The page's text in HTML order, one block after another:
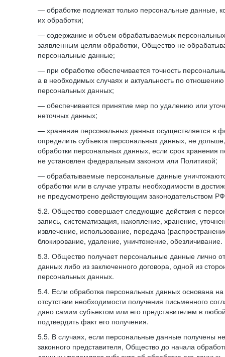
— обработке подлежат только персональные данные,
их обработки;
— содержание и объем обрабатываемых персональных
заявленным целям обработки, Общество не
персональные данные;
— при обработке обеспечивается точность
а в необходимых случаях и актуальность по
персональных данных;
— обеспечивается принятие мер по удалению или
неточных данных;
— хранение персональных данных осуществляется в
определить субъекта персональных данных, не
обработки персональных данных, если срок хранения
не установлен федеральным законом или Политикой;
— обрабатываемые персональные данные
обработки или в случае утраты необходимости в
не предусмотрено действующим законодательством
5.2. Общество совершает следующие действия с
запись, систематизация, накопление, хранение,
извлечение, использование, передача
блокирование, удаление, уничтожение, обезличивание.
5.3. Общество получает персональные данные лично
данных либо из заключенного договора, одной из
персональных данных.
5.4. Если обработка персональных данных основана на
отсутствии необходимости получения письменного
дано самим субъектом или его представителем в
подтвердить факт его получения.
5.5. В случаях, если персональные данные получены
законного представителя, Общество до начала